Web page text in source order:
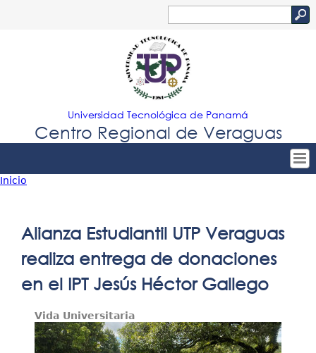
Jump to navigation
de
búsqueda
Universidad Tecnológica de Panamá
Centro Regional de Veraguas
Tropical
Principal
Admisión
Oferta Académica
Estudiantes
Investigación
Extensión
Inicio
Alianza Estudiantil UTP Veraguas
realiza entrega de donaciones
en el IPT Jesús Héctor Gallego
Vida Universitaria